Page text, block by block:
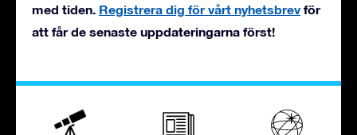
med tiden. Registrera dig för vårt nyhetsbrev för
att får de senaste uppdateringarna först!